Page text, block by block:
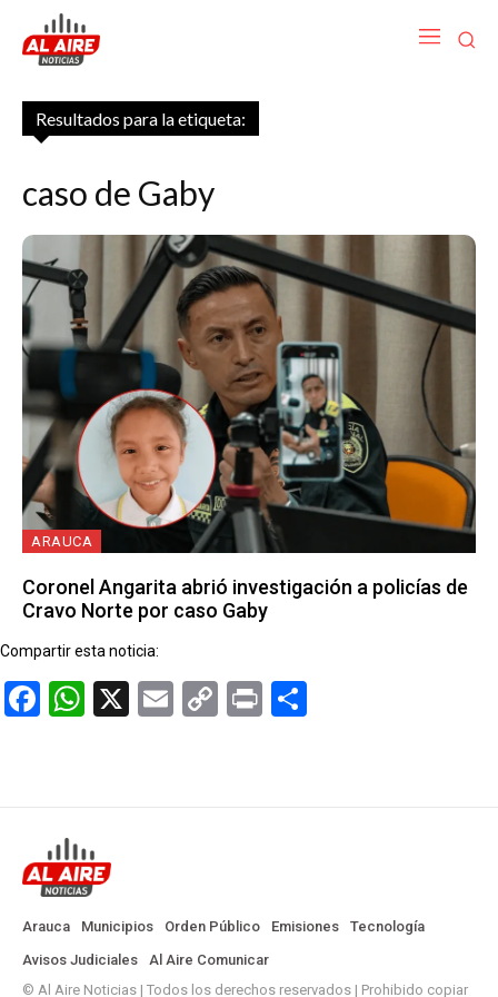
Resultados para la etiqueta:
caso de Gaby
ARAUCA
Coronel Angarita abrió investigación a policías de
Cravo Norte por caso Gaby
Compartir esta noticia:
Facebook
WhatsApp
X EmailCopy
Print
Arauca Municipios Orden Público Emisiones
Tecnología
Avisos Judiciales
Al Aire Comunicar
© Al Aire Noticias | Todos los derechos reservados | Prohibido copiar